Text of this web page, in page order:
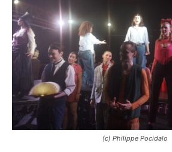
(c) Philippe Pocidalo